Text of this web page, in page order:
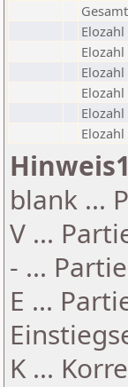
Hinweis1
blank ...
V ...
- ...
E ...
K ...